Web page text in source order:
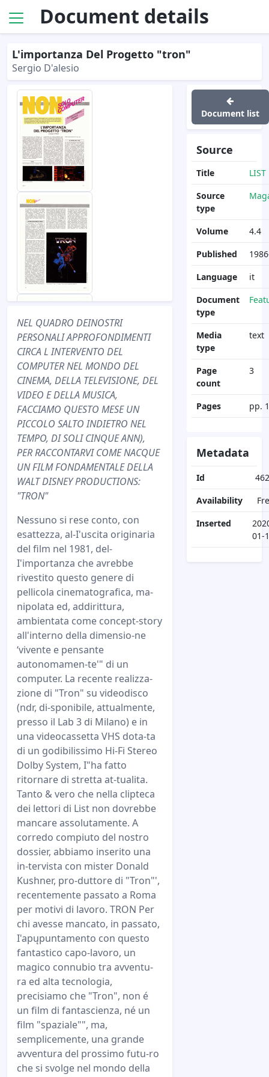
Document details
L'importanza Del Progetto "tron"
Sergio D'alesio
NEL QUADRO DEINOSTRI
PERSONALI APPROFONDIMENTI
CIRCA L INTERVENTO DEL
COMPUTER NEL MONDO DEL
CINEMA, DELLA TELEVISIONE, DEL
VIDEO E DELLA MUSICA,
FACCIAMO QUESTO MESE UN
PICCOLO SALTO INDIETRO NEL
TEMPO, DI SOLI CINQUE ANN),
PER RACCONTARVI COME NACQUE
UN FILM FONDAMENTALE DELLA
WALT DISNEY PRODUCTIONS:
"TRON"
Nessuno si rese conto, con
esattezza, al-I'uscita originaria
del film nel 1981, del-
I'importanza che avrebbe
rivestito questo genere di
pellicola cinematografica, ma-
nipolata ed, addirittura,
ambientata come concept-story
all'interno della dimensio-ne
‘vivente e pensante
autonomamen-te'" di un
computer. La recente realizza-
zione di "Tron" su videodisco
(ndr, di-sponibile, attualmente,
presso il Lab 3 di Milano) e in
una videocassetta VHS dota-ta
di un godibilissimo Hi-Fi Stereo
Dolby System, I"ha fatto
ritornare di stretta at-tualita.
Tanto & vero che nella clipteca
dei lettori di List non dovrebbe
mancare assolutamente. A
corredo compiuto del nostro
dossier, abbiamo inserito una
in-tervista con mister Donald
Kushner, pro-duttore di "Tron"',
recentemente passato a Roma
per motivi di lavoro. TRON Per
chi avesse mancato, in passato,
I'apųpuntamento con questo
fantastico capo-lavoro, un
magico connubio tra avventu-
ra ed alta tecnologia,
precisiamo che "Tron", non é
un film di fantascienza, né un
film "spaziale"", ma,
semplicemente, una grande
avventura del prossimo futu-ro
che si svolge nel mondo della
Document list
Source
Title
LIST
Source
type
Volume
4.4
Published
Language
it
Document
type
Media
type
text
Page
count
3
Pages pp.
Metadata
Id
Availability
Inserted
01-